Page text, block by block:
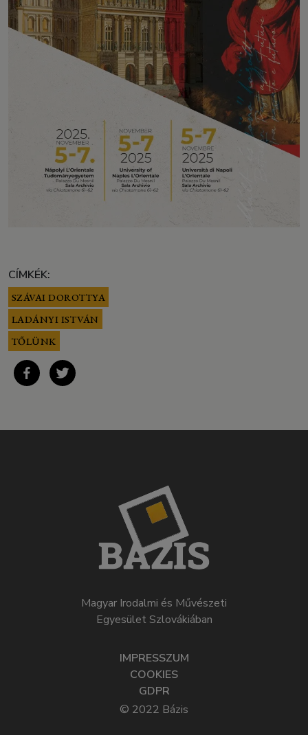
CÍMKÉK:
SZÁVAI DOROTTYA
LADÁNYI ISTVÁN
TŐLÜNK
Magyar Irodalmi és Művészeti
Egyesület Szlovákiában
IMPRESSZUM
COOKIES
GDPR
© 2022 Bázis